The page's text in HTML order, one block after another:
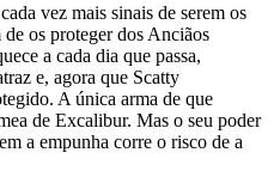
vez mais sinais de serem os
os proteger dos Anciãos
a cada dia que passa,
e, agora que Scatty
A única arma de que
de Excalibur. Mas o seu poder
a empunha corre o risco de a